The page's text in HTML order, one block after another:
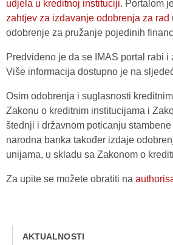
udjela u kreditnoj instituciji. Portalom
zahtjev za izdavanje odobrenja za rad
odobrenje za pružanje pojedinih
Predviđeno je da se IMAS portal rabi i
Više informacija dostupno je na
Osim odobrenja i suglasnosti
Zakonu o kreditnim institucijama i
štednji i državnom poticanju
narodna banka također izdaje
unijama, u skladu sa Zakonom o
Za upite se možete obratiti na
AKTUALNOSTI